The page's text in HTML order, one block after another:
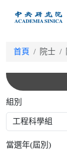
首頁 院士
組別
當選年(屆別)